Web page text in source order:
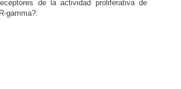
de la actividad proliferativa de
gamma?: